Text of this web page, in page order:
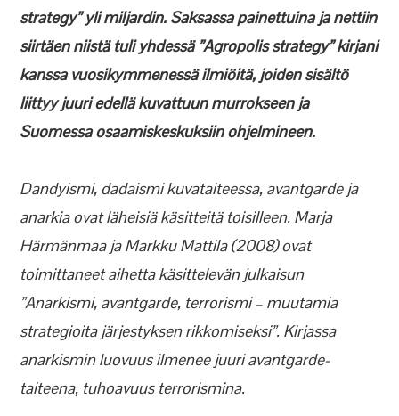
strategy” yli miljardin. Saksassa painettuina ja nettiin
siirtäen niistä tuli yhdessä ”Agropolis strategy” kirjani
kanssa vuosikymmenessä ilmiöitä, joiden sisältö
liittyy juuri edellä kuvattuun murrokseen ja
Suomessa osaamiskeskuksiin ohjelmineen.
Dandyismi, dadaismi kuvataiteessa, avantgarde ja
anarkia ovat läheisiä käsitteitä toisilleen. Marja
Härmänmaa ja Markku Mattila (2008) ovat
toimittaneet aihetta käsittelevän julkaisun
”Anarkismi, avantgarde, terrorismi – muutamia
strategioita järjestyksen rikkomiseksi”. Kirjassa
anarkismin luovuus ilmenee juuri avantgarde-
taiteena, tuhoavuus terrorismina.